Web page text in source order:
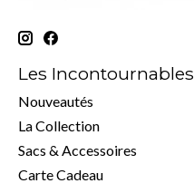
Les Incontournables
Nouveautés
La Collection
Sacs & Accessoires
Carte Cadeau